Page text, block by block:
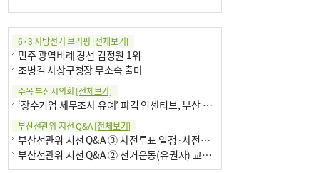
6·3 지방선거 브리핑 [전체보기]
민주 광역비례 경선 김정원 1위
조병길 사상구청장 무소속 출마
주목 부산시의회 [전체보기]
‘장수기업 세무조사 유예’ 파격 인센티브, 부산 유출 막을까
부산선관위 지선 Q&A[전체보기]
부산선관위 지선 Q&A ③ 사전투표 일정·사전투표함 보관
부산선관위 지선 Q&A ② 선거운동(유권자) 교육감투표용지